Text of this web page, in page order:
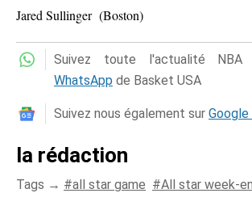
Jared Sullinger (Boston)
Suivez toute l'actualité
WhatsApp de Basket USA
Suivez nous également sur
la rédaction
Tags → all star game All star week-